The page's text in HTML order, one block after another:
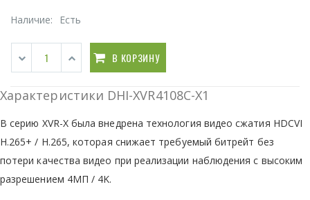
Наличие: Есть
В КОРЗИНУ
Характеристики DHI-XVR4108C-X1
В серию XVR-X была внедрена технология видео сжатия HDCVI
H.265+ / H.265, которая снижает требуемый битрейт без
потери качества видео при реализации наблюдения с высоким
разрешением 4МП / 4K.